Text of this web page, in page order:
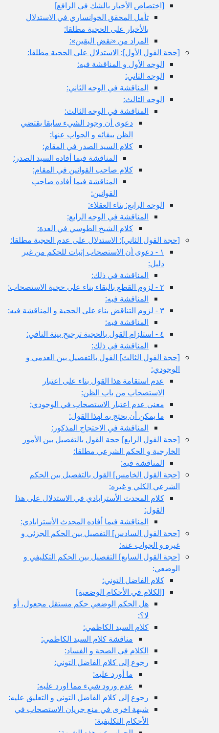
[اختصاص الأخبار بالشك في الرافع‏]
تأمل المحقق الخوانساري في الاستدلال
بالأخبار على الحجية مطلقا:
المراد من «نقض اليقين»:
[حجة القول الأول‏]: الاستدلال على الحجية مطلقا:
الوجه الأول و المناقشة فيه:
الوجه الثاني:
المناقشة في الوجه الثاني:
الوجه الثالث:
المناقشة في الوجه الثالث:
دعوى أن وجود الشي‏ء سابقا يقتضي
الظن ببقائه و الجواب عنها:
كلام السيد الصدر في المقام:
المناقشة فيما أفاده السيد الصدر:
كلام صاحب القوانين في المقام:
المناقشة فيما أفاده صاحب
القوانين:
الوجه الرابع: بناء العقلاء:
المناقشة في الوجه الرابع:
كلام الشيخ الطوسي في العدة:
[حجة القول الثاني‏]: الاستدلال على عدم الحجية مطلقا:
١ - دعوى أن الاستصحاب إثبات للحكم من غير
دليل:
المناقشة في ذلك:
٢ - لزوم القطع بالبقاء بناء على حجية الاستصحاب:
المناقشة فيه:
٣ - لزوم التناقض بناء على الحجية و المناقشة فيه:
المناقشة فيه:
٤ - استلزام القول بالحجية ترجيح بينة النافي:
المناقشة في ذلك:
[حجة القول الثالث‏] القول بالتفصيل بين العدمي و
الوجودي:
عدم استقامة هذا القول بناء على اعتبار
الاستصحاب من باب الظن:
معنى عدم اعتبار الاستصحاب في الوجودي:
ما يمكن أن يحتج به لهذا القول:
المناقشة في الاحتجاج المذكور:
[حجة القول الرابع‏] حجة القول بالتفصيل بين الأمور
الخارجية و الحكم الشرعي مطلقا:
المناقشة فيه:
[حجة القول الخامس‏] القول بالتفصيل بين الحكم
الشرعي الكلي و غيره:
كلام المحدث الأسترابادي في الاستدلال على هذا
القول:
المناقشة فيما أفاده المحدث الأسترابادي:
[حجة القول السادس‏] التفصيل بين الحكم الجزئي و
غيره و الجواب عنه:
[حجة القول السابع‏] التفصيل بين الحكم التكليفي و
الوضعي:
كلام الفاضل التوني:
[الكلام في الأحكام الوضعية]
هل الحكم الوضعي حكم مستقل مجعول، أو
لا؟:
كلام السيد الكاظمي:
مناقشة كلام السيد الكاظمي:
الكلام في الصحة و الفساد:
رجوع إلى كلام الفاضل التوني:
ما أورد عليه:
عدم ورود شي‏ء مما اورد عليه:
رجوع إلى كلام الفاضل التوني و التعليق عليه:
شبهة اخرى في منع جريان الاستصحاب في
الأحكام التكليفية: